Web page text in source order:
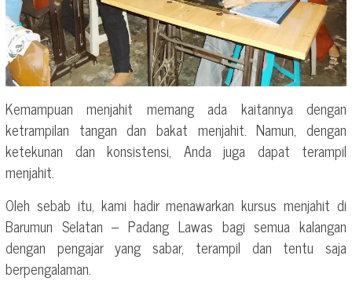
Kemampuan menjahit memang ada kaitannya dengan
ketrampilan tangan dan bakat menjahit. Namun, dengan
ketekunan dan konsistensi, Anda juga dapat terampil
menjahit.
Oleh sebab itu, kami hadir menawarkan kursus menjahit di
Barumun Selatan – Padang Lawas bagi semua kalangan
dengan pengajar yang sabar, terampil dan tentu saja
berpengalaman.